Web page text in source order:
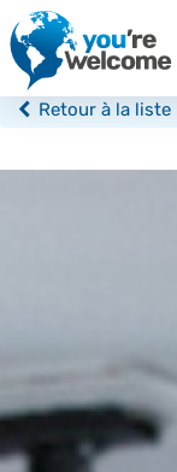
Dublin
Retour à la liste